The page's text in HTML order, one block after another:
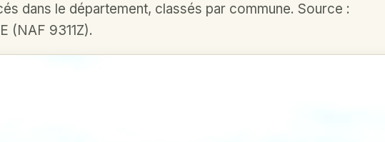
dans le département, classés par commune. Source :
(NAF 9311Z).